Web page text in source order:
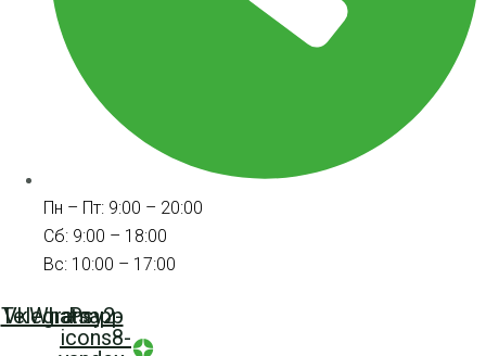
Пн – Пт: 9:00 – 20:00
Сб: 9:00 – 18:00
Вс: 10:00 – 17:00
Vk
Telegram
Whatsapp
Psy2-
icons8-